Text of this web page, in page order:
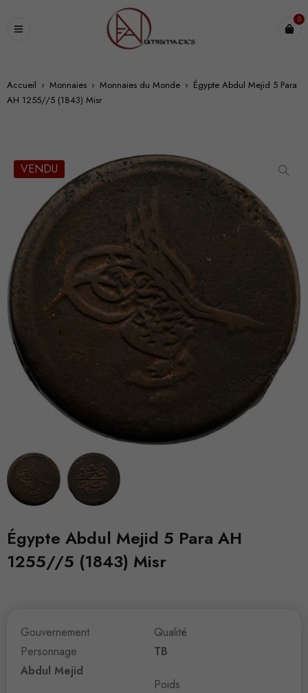
0
Accueil › Monnaies › Monnaies du Monde › Égypte Abdul Mejid 5 Para
AH 1255//5 (1843) Misr
VENDU
Égypte Abdul Mejid 5 Para AH
1255//5 (1843) Misr
Gouvernement
Personnage
Abdul Mejid
Qualité
TB
Poids